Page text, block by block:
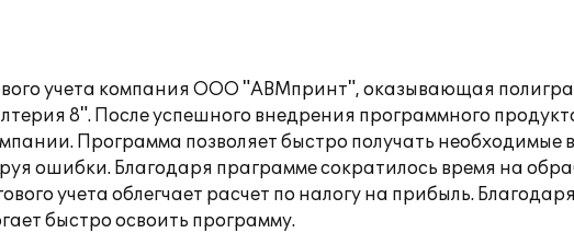
учета компания ООО "АВМпринт", оказывающая
8". После успешного внедрения программного
Программа позволяет быстро получать необходимые
ошибки. Благодаря праграмме сократилось время на
учета облегчает расчет по налогу на прибыль.
быстро освоить программу.